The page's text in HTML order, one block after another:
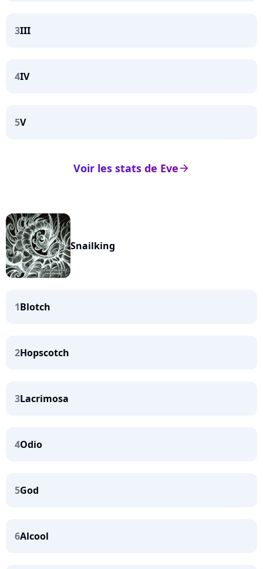
3III
4IV
5V
arrow_right
Voir les stats de Eve
Snailking
1Blotch
2Hopscotch
3Lacrimosa
4Odio
5God
6Alcool